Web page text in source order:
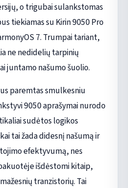
o trigubai sulankstomas
tiekiamas su Kirin 9050 Pro
7. Trumpai tariant,
ne nedidelių tarpinių
juntamo našumo šuolio.
paremtas smulkesniu
9050 aprašymai nurodo
sudėtos logikos
tai žada didesnį našumą ir
efektyvumą, nes
išdėstomi kitaip,
tranzistorių. Tai